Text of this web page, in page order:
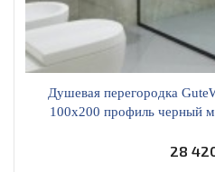
Душевая перегородка
100x200 профиль черный
28